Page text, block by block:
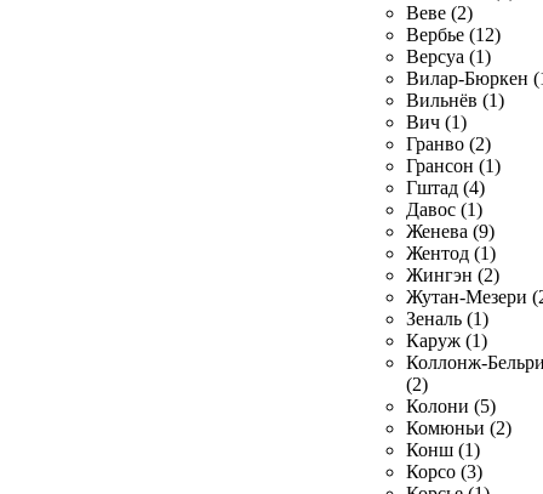
Веве (2)
Вербье (12)
Версуа (1)
Вилар-Бюркен
Вильнёв (1)
Вич (1)
Гранво (2)
Грансон (1)
Гштад (4)
Давос (1)
Женева (9)
Жентод (1)
Жингэн (2)
Жутан-Мезери
Зеналь (1)
Каруж (1)
Коллонж-
(2)
Колони (5)
Комюньи (2)
Конш (1)
Корсо (3)